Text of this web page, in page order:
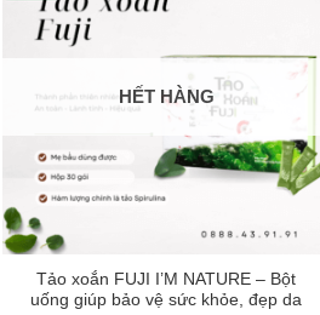
HẾT HÀNG
Tảo xoắn FUJI I’M NATURE – Bột
uống giúp bảo vệ sức khỏe, đẹp da